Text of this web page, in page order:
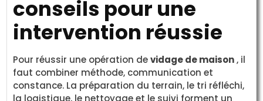
conseils pour une
intervention réussie
Pour réussir une opération devidage de maison, il
faut combiner méthode, communication et
constance. La préparation du terrain, le tri réfléchi,
la logistique, le nettoyage et le suivi forment un